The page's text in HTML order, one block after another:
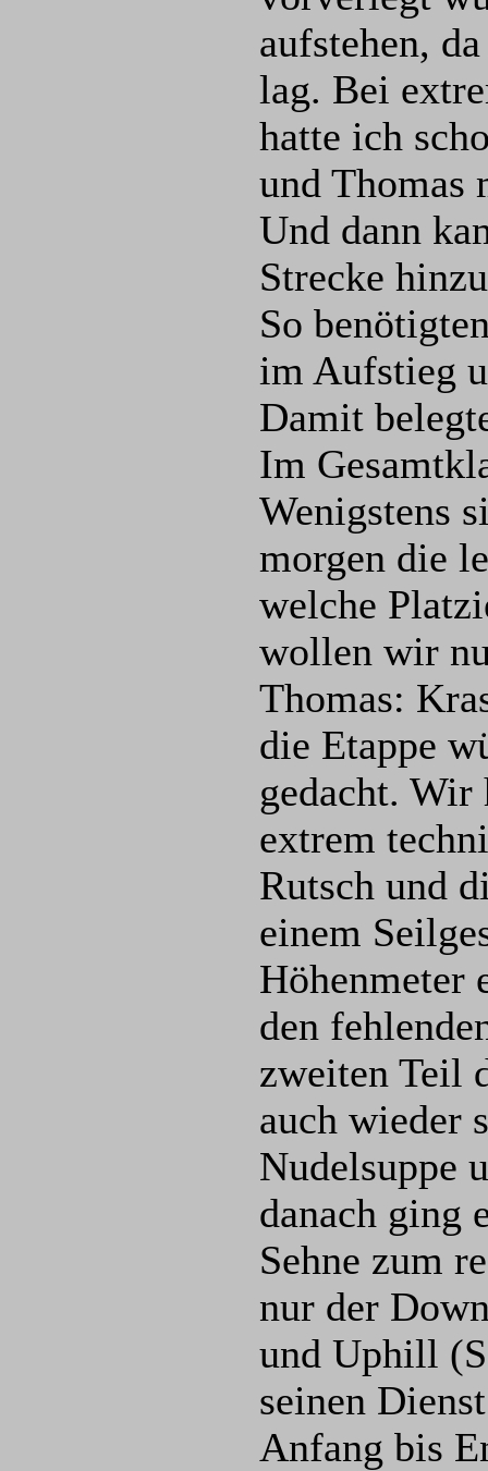
aufstehen,
lag. Bei
hatte ich
und Thomas
Und dann
Strecke
So
im Aufstieg
Damit
Im
Wenigstens
morgen die
welche
wollen wir
Thomas:
die Etappe
gedacht. Wir
extrem
Rutsch und
einem
Höhenmeter
den
zweiten Teil
auch wieder
Nudelsuppe
danach ging
Sehne zum
nur der
und Uphill
seinen
Anfang bis